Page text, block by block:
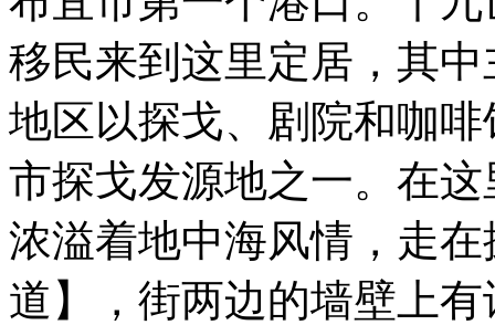
移民来到这里定居，其
地区以探戈、剧院和咖
市探戈发源地之一。在
浓溢着地中海风情，走
道】，街两边的墙壁上